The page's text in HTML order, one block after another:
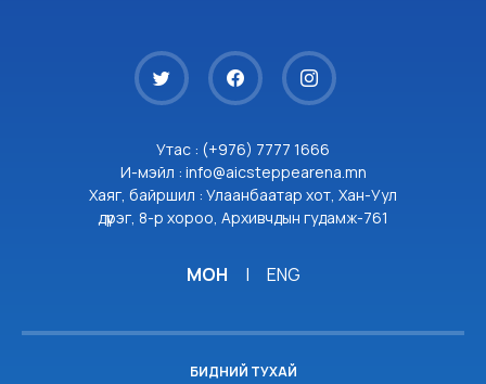
Утас : (+976) 7777 1666
И-мэйл : info@aicsteppearena.mn
Хаяг, байршил : Улаанбаатар хот, Хан-Уул
дүүрэг, 8-р хороо, Архивчдын гудамж-761
МОН | ENG
БИДНИЙ ТУХАЙ